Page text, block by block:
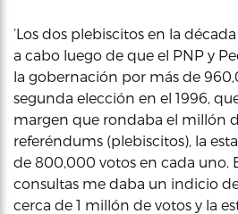
‘Los dos plebiscitos en la
a cabo luego de que el PNP y
la gobernación por más de
segunda elección en el 1996,
margen que rondaba el millón
referéndums (plebiscitos), la
de 800,000 votos en cada uno.
consultas me daba un indicio
cerca de 1 millón de votos y la